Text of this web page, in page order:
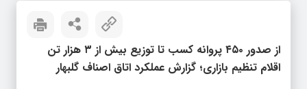
از صدور ۴۵۰ پروانه کسب تا توزیع بیش از ۳ هزار تن
اقلام تنظیم بازاری؛ گزارش عملکرد اتاق اصناف گلبهار